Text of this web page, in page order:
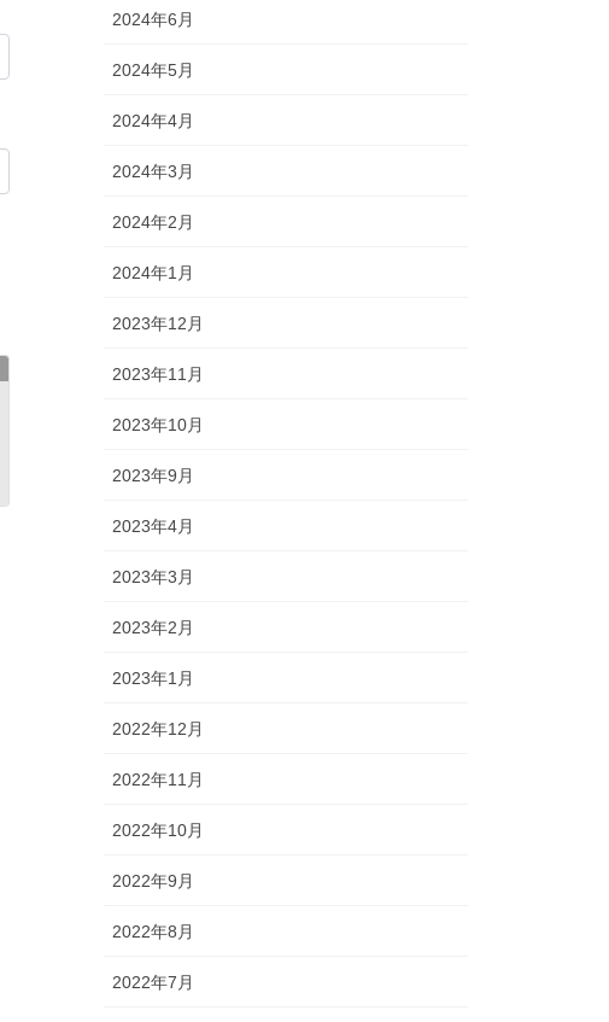
2024年6月
2024年5月
2024年4月
2024年3月
2024年2月
2024年1月
2023年12月
2023年11月
2023年10月
2023年9月
2023年4月
2023年3月
2023年2月
2023年1月
2022年12月
2022年11月
2022年10月
2022年9月
2022年8月
2022年7月